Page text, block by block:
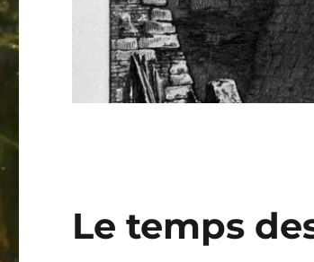
Le temps